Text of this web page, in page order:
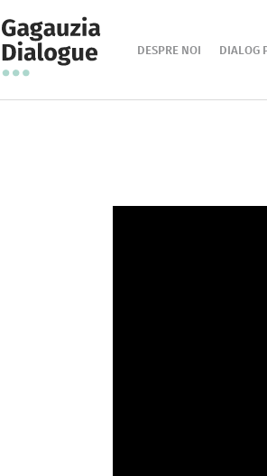
DESPRE NOI DIALOG